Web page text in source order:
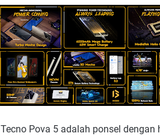
Tecno Pova 5 adalah ponsel